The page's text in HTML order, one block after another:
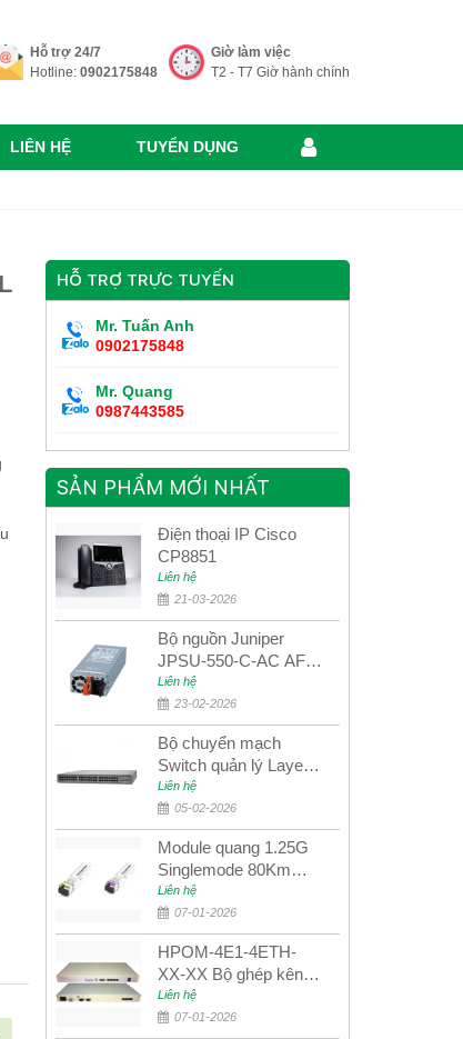
Hỗ trợ 24/7
Hotline: 0902175848
Giờ làm việc
T2 - T7 Giờ hành chính
LIÊN HỆ TUYỂN DỤNG
HỖ TRỢ TRỰC TUYẾN
Mr. Tuấn Anh
0902175848
Mr. Quang
0987443585
SẢN PHẨM MỚI NHẤT
Điện thoại IP Cisco
CP8851
Liên hệ
21-03-2026
Bộ nguồn Juniper
JPSU-550-C-AC AFO
nguồn AC công suất
550W dùng cho dòng
switch Juniper
Networks EX4400
Liên hệ
23-02-2026
Bộ chuyển mạch
Switch quản lý Layer 3
Juniper QFX5100-48S
Liên hệ
05-02-2026
Module quang 1.25G
Singlemode 80Km
UPCOM MWS-12-45-
80AD/MWS-12-54-
80BD
Liên hệ
07-01-2026
HPOM-4E1-4ETH-
XX-XX Bộ ghép kênh
quang quản lý SDH
4E1+4ETH+RS232
Liên hệ
07-01-2026